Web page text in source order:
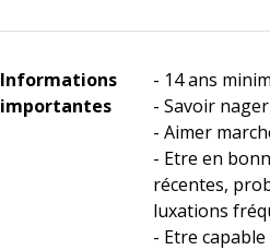
Informations
importantes
- 14 ans
- Savoir
- Aimer
- Etre en
récentes,
luxations
- Etre